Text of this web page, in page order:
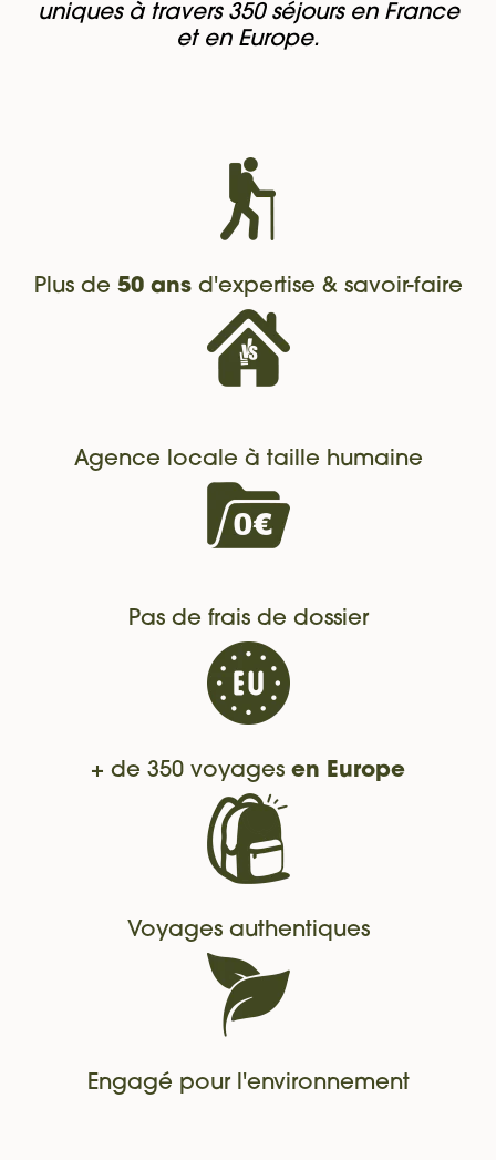
uniques à travers 350 séjours en France
et en Europe.
Plus de 50 ansd'expertise & savoir-faire
Agence locale à taille humaine
Pas de frais de dossier
+ de 350 voyages en Europe
Voyages authentiques
Engagé pour l'environnement